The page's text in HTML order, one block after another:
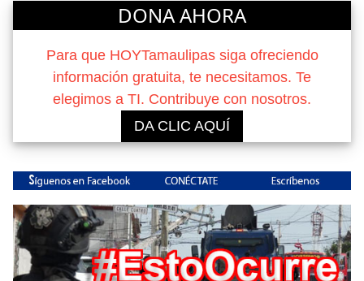
DONA AHORA
Para que HOYTamaulipas siga ofreciendo
información gratuita, te necesitamos. Te
elegimos a TI. Contribuye con nosotros.
DA CLIC AQUÍ